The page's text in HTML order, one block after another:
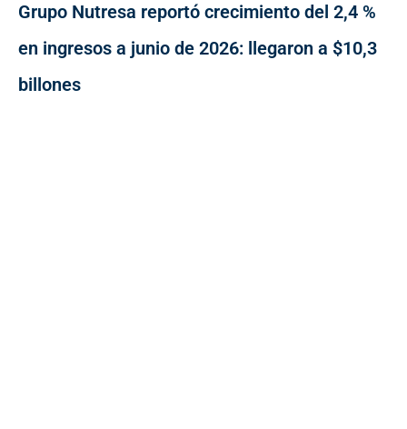
Grupo Nutresa reportó crecimiento del 2,4 %
en ingresos a junio de 2026: llegaron a $10,3
billones